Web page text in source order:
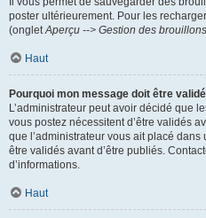
poster ultérieurement. Pour les
(ongletAperçu --> Gestion des brouillons
Haut
Pourquoi mon message doit être
L’administrateur peut avoir décidé que
vous postez nécessitent d’être validés
que l’administrateur vous ait placé
être validés avant d’être publiés.
d’informations.
Haut